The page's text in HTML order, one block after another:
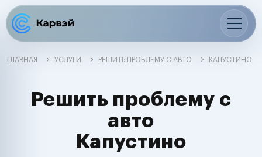
ГЛАВНАЯ УСЛУГИ РЕШИТЬ ПРОБЛЕМУ С АВТО КАПУСТИНО
Решить проблему с
авто
Капустино